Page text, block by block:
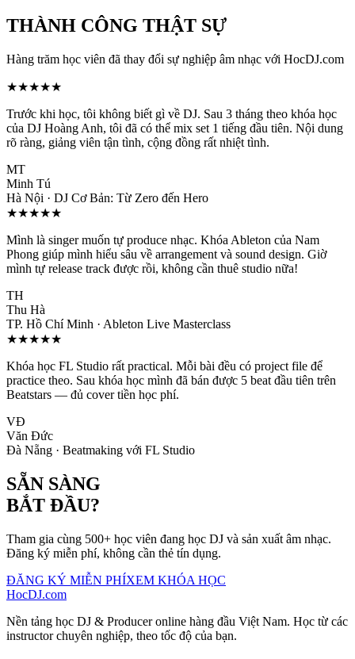
THÀNH CÔNG THẬT SỰ
Hàng trăm học viên đã thay đổi sự nghiệp âm nhạc với HocDJ.com
★★★★★
Trước khi học, tôi không biết gì về DJ. Sau 3 tháng theo khóa học
của DJ Hoàng Anh, tôi đã có thể mix set 1 tiếng đầu tiên. Nội dung
rõ ràng, giảng viên tận tình, cộng đồng rất nhiệt tình.
MT
Minh Tú
Hà Nội · DJ Cơ Bản: Từ Zero đến Hero
★★★★★
Mình là singer muốn tự produce nhạc. Khóa Ableton của Nam
Phong giúp mình hiểu sâu về arrangement và sound design. Giờ
mình tự release track được rồi, không cần thuê studio nữa!
TH
Thu Hà
TP. Hồ Chí Minh · Ableton Live Masterclass
★★★★★
Khóa học FL Studio rất practical. Mỗi bài đều có project file để
practice theo. Sau khóa học mình đã bán được 5 beat đầu tiên trên
Beatstars — đủ cover tiền học phí.
VĐ
Văn Đức
Đà Nẵng · Beatmaking với FL Studio
SẴN SÀNG
BẮT ĐẦU?
Tham gia cùng 500+ học viên đang học DJ và sản xuất âm nhạc.
Đăng ký miễn phí, không cần thẻ tín dụng.
ĐĂNG KÝ MIỄN PHÍXEM KHÓA HỌC
HocDJ.com
Nền tảng học DJ & Producer online hàng đầu Việt Nam. Học từ các
instructor chuyên nghiệp, theo tốc độ của bạn.